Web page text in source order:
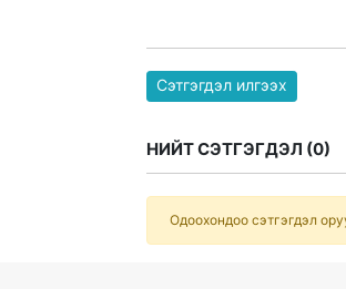
Сэтгэгдэл илгээх
НИЙТ СЭТГЭГДЭЛ (0)
Одоохондоо сэтгэгдэл